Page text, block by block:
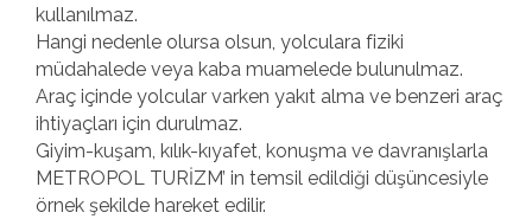
kullanılmaz.
Hangi nedenle olursa olsun, yolculara fiziki
müdahalede veya kaba muamelede bulunulmaz.
Araç içinde yolcular varken yakıt alma ve benzeri araç
ihtiyaçları için durulmaz.
Giyim-kuşam, kılık-kıyafet, konuşma ve davranışlarla
METROPOL TURİZM’ in temsil edildiği düşüncesiyle
örnek şekilde hareket edilir.